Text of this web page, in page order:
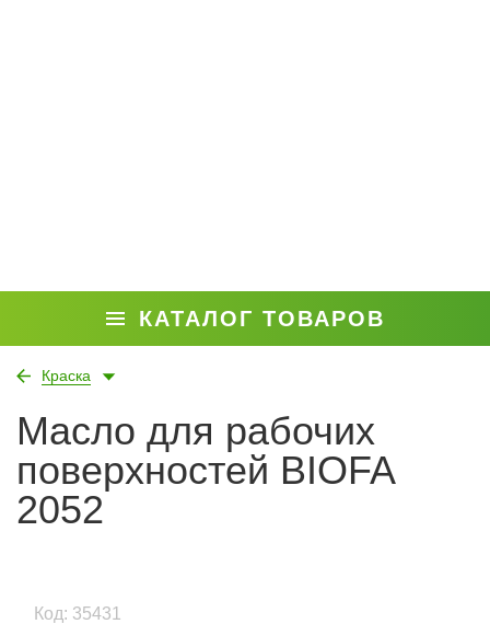
КАТАЛОГ ТОВАРОВ
Краска
Масло для рабочих
поверхностей BIOFA
2052
Код: 35431